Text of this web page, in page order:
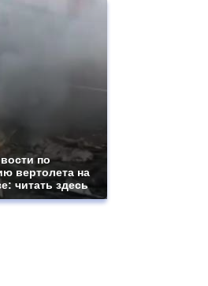
по
вертолета на
читать здесь